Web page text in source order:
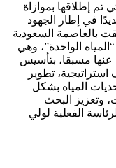
تم إطلاقها بموازاة
في إطار الجهود
بالعاصمة السعودية
قمة “المياه الواحدة”، وهي
عنها مسبقا، بتأسيس
تطوير
المياه بشكل
وتعزيز البحث
الفعلية لولي